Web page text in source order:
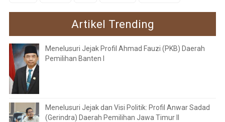
Artikel Trending
Menelusuri Jejak Profil Ahmad Fauzi (PKB) Daerah
Pemilihan Banten I
Menelusuri Jejak dan Visi Politik: Profil Anwar Sadad
(Gerindra) Daerah Pemilihan Jawa Timur II